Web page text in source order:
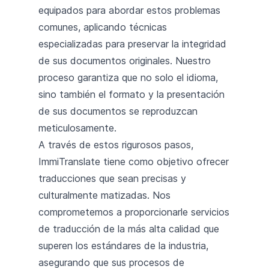
equipados para abordar estos problemas
comunes, aplicando técnicas
especializadas para preservar la integridad
de sus documentos originales. Nuestro
proceso garantiza que no solo el idioma,
sino también el formato y la presentación
de sus documentos se reproduzcan
meticulosamente.
A través de estos rigurosos pasos,
ImmiTranslate tiene como objetivo ofrecer
traducciones que sean precisas y
culturalmente matizadas. Nos
comprometemos a proporcionarle servicios
de traducción de la más alta calidad que
superen los estándares de la industria,
asegurando que sus procesos de